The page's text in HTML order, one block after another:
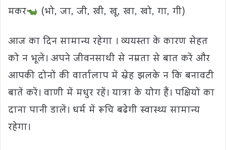
मकर
(भो, जा, जी, खी, खू, खा, खो, गा, गी)
आज का दिन सामान्य रहेगा । व्ययस्ता के कारण सेहत
को न भूलें। अपने जीवनसाथी से नम्रता से बात करें और
आपकी दोनों की वार्तालाप में स्नेह झलके न कि बनावटी
बातें करें। वाणी में मधुर रहें। यात्रा के योग हैं। पक्षियों का
दाना पानी डालें। धर्म में रूचि बढेगी स्वास्थ्य सामान्य
रहेगा।